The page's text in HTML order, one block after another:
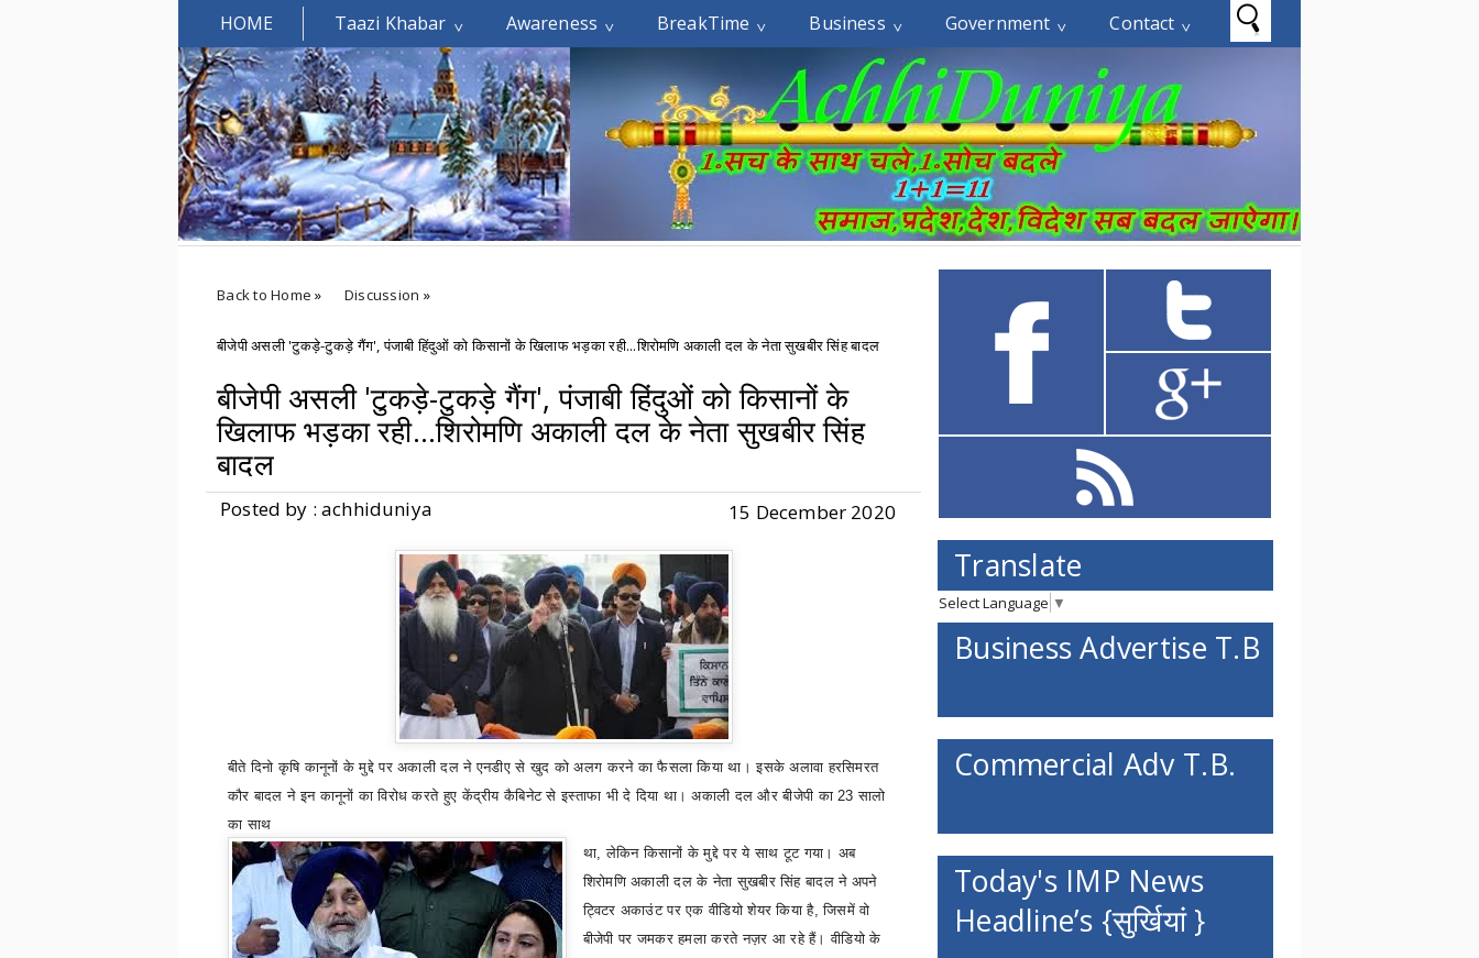
HOME Taazi Khabar Awareness BreakTime Business Government Contact
Welcomes You.....
Back to Home » Discussion »
बीजेपी असली 'टुकड़े-टुकड़े गैंग', पंजाबी हिंदुओं को किसानों के खिलाफ भड़का रही...शिरोमणि अकाली दल के नेता सुखबीर सिंह बादल
बीजेपी असली 'टुकड़े-टुकड़े गैंग', पंजाबी हिंदुओं को किसानों के
खिलाफ भड़का रही...शिरोमणि अकाली दल के नेता सुखबीर सिंह
बादल
Posted by : achhiduniya 15 December 2020
बीतेदिनोकृषि कानूनों के मुद्दे पर अकाली दल ने एनडीए से खुद को अलग करने का फैसला किया था। इसके अलावा हरसिमरत
कौर बादल ने इन कानूनोंका विरोध करते हुए केंद्रीय कैबिनेट से इस्ताफा भी दे दिया था। अकाली दल और बीजेपी का 23 सालो
का साथ
था,लेकिन किसानों के मुद्दे पर ये साथ टूट गया। अब
शिरोमणि अकाली दल के नेता सुखबीर सिंह बादल ने अपने
ट्विटर अकाउंट पर एक वीडियो शेयर किया है,जिसमें वो
बीजेपी पर जमकर हमला करते नज़र आ रहे हैं। वीडियो के
Translate
Select Language ▼
Business Advertise T.B
Commercial Adv T.B.
Today's IMP News
Headline’s {सुर्खियां }